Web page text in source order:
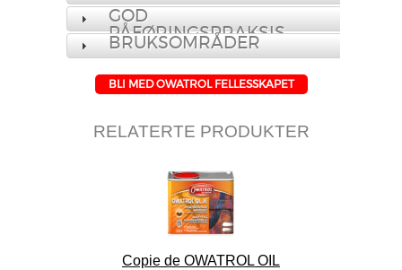
GOD
PÅFØRINGSPRAKSIS
BRUKSOMRÅDER
BLI MED OWATROL FELLESSKAPET
RELATERTE PRODUKTER
Copie de OWATROL OIL